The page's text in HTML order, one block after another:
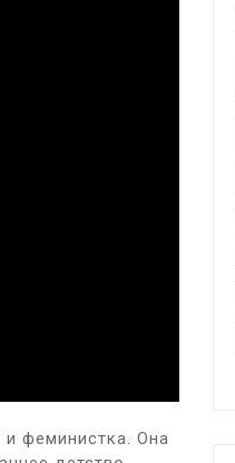
и феминистка. Она